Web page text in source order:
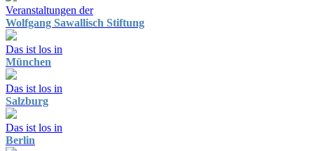
Veranstaltungen der
Wolfgang Sawallisch Stiftung
Das ist los in
München
Das ist los in
Salzburg
Das ist los in
Berlin